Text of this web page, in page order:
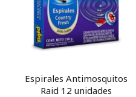
Espirales Antimosquitos
Raid 12 unidades